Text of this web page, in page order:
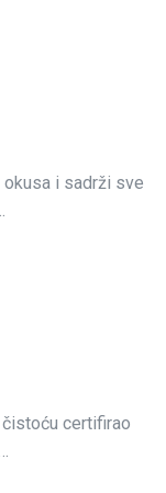
i sadrži sve
certifirao